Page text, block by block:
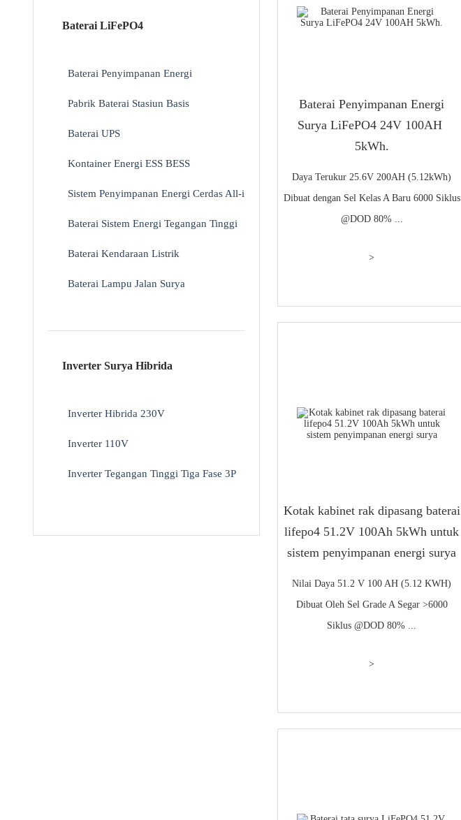
Baterai Penyimpanan Energi
Surya LiFePO4 24V 100AH ​​
5kWh.
Daya Terukur 25.6V 200AH (5.12kWh)
Dibuat dengan Sel Kelas A Baru 6000 Siklus
@DOD 80% ...
>
Kotak kabinet rak dipasang baterai
lifepo4 51.2V 100Ah 5kWh untuk
sistem penyimpanan energi surya
Nilai Daya 51.2 V 100 AH (5.12 KWH)
Dibuat Oleh Sel Grade A Segar >6000
Siklus @DOD 80% ...
>
Baterai LiFePO4
Baterai Penyimpanan Energi
Pabrik Baterai Stasiun Basis
Baterai UPS
Kontainer Energi ESS BESS
Sistem Penyimpanan Energi Cerdas All-in-One BESS
Baterai Sistem Energi Tegangan Tinggi
Baterai Kendaraan Listrik
Baterai Lampu Jalan Surya
Inverter Surya Hibrida
Inverter Hibrida 230V
Inverter 110V
Inverter Tegangan Tinggi Tiga Fase 3P